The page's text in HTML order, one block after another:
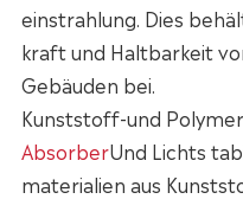
einstrahlung. Dies
kraft und Haltbarkeit
Gebäuden bei.
Kunststoff-und
AbsorberUnd Lichts
materialien aus